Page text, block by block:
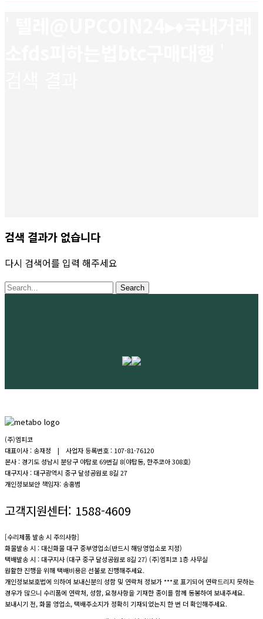
검색 결과가 없습니다
다시 검색어를 입력 해주세요
Search
(주)엠피코
대표이사 : 송재정 | 사업자 등록번호 : 107-81-76120
본사 : 경기도 성남시 분당구 야탑로 69번길 8(야탑동, 한주코아 308호)
대구지사 : 대구광역시 중구 달성공원로 8길 27
개인정보보안 책임자: 송홍범
고객지원센터: 1588-4609
[수리제품 발송 시 주의사항]
화물발송 시 : 대신화물 대구 중부영업소(반드시 해당영업소로 지정)
택배발송 시 : 대구지사 (대구 중구 달성공원로 8길 27) (주)엠피코 1층 사무실
원활한 진행을 위해 택배비용은 선불로 진행해주세요.
개인정보보호법에 의하여 보내신분의 성함 및 연락처 정보가 ***로 표기되어 연락드리지 못하는
경우가 많으니 수리품에 연락처, 성함, 요청사항을 기재한 종이를 함께 동봉하여 보내주세요.
보내시기 전, 화물 영업소, 택배주소지가 정확히 기재되었는지 한 번 더 확인해주세요.